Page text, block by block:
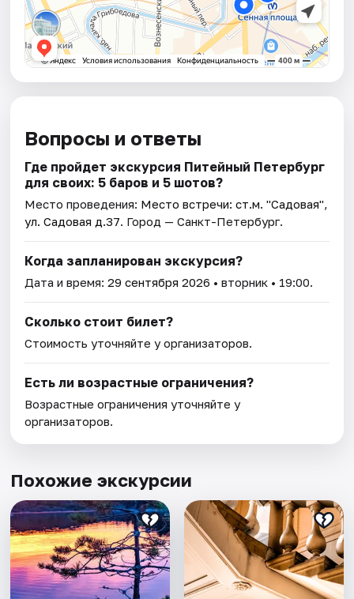
Вопросы и ответы
Где пройдет экскурсия Питейный Петербург
для своих: 5 баров и 5 шотов?
Место проведения: Место встречи: ст.м. "Садовая",
ул. Садовая д.37. Город — Санкт-Петербург.
Когда запланирован экскурсия?
Дата и время:29 сентября 2026 • вторник • 19:00.
Сколько стоит билет?
Стоимость уточняйте у организаторов.
Есть ли возрастные ограничения?
Возрастные ограничения уточняйте у
организаторов.
Похожие экскурсии